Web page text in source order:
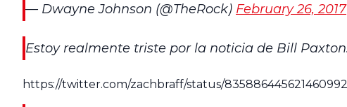
— Dwayne Johnson (@TheRock) February 26, 2017
Estoy realmente triste por la noticia de Bill
https://twitter.com/zachbraff/status/835886445621460992